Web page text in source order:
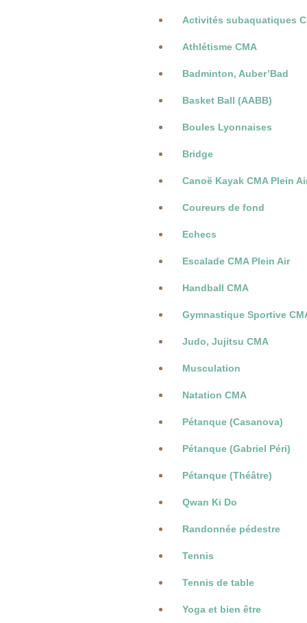
Activités subaquatiques
Athlétisme CMA
Badminton, Auber’Bad
Basket Ball (AABB)
Boules Lyonnaises
Bridge
Canoë Kayak CMA Plein
Coureurs de fond
Echecs
Escalade CMA Plein Air
Handball CMA
Gymnastique Sportive
Judo, Jujitsu CMA
Musculation
Natation CMA
Pétanque (Casanova)
Pétanque (Gabriel Péri)
Pétanque (Théâtre)
Qwan Ki Do
Randonnée pédestre
Tennis
Tennis de table
Yoga et bien être